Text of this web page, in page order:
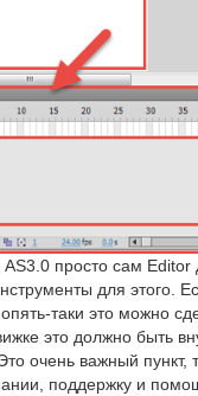
просто сам
для этого.
таки это можно
это должно быть
очень важный пункт,
поддержку и